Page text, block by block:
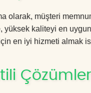
olarak, müşteri
yüksek kaliteyi en
en iyi hizmeti almak
Çözümler